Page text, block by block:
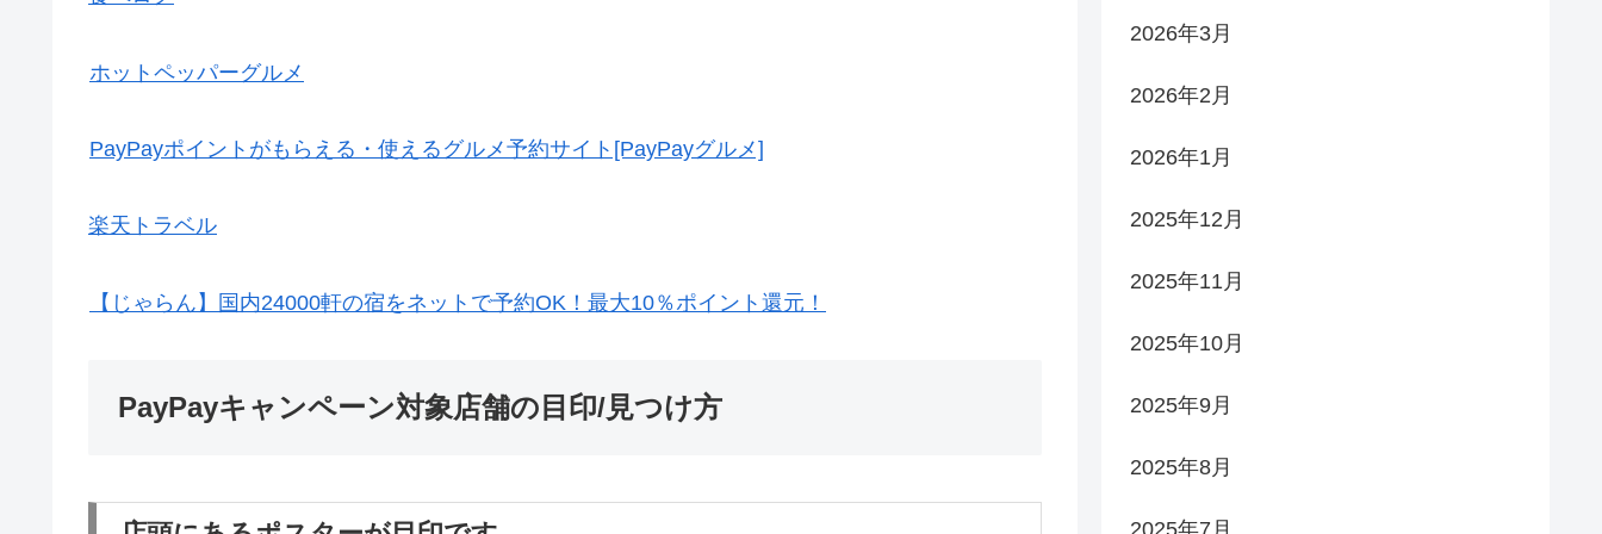
ホットペッパーグルメ
PayPayポイントがもらえる・使えるグルメ予約サイト[PayPayグルメ]
楽天トラベル
【じゃらん】国内24000軒の宿をネットで予約OK！最大10％ポイント還元！
PayPayキャンペーン対象店舗の目印/見つけ方
2026年3月
2026年2月
2026年1月
2025年12月
2025年11月
2025年10月
2025年9月
2025年8月
2025年7月